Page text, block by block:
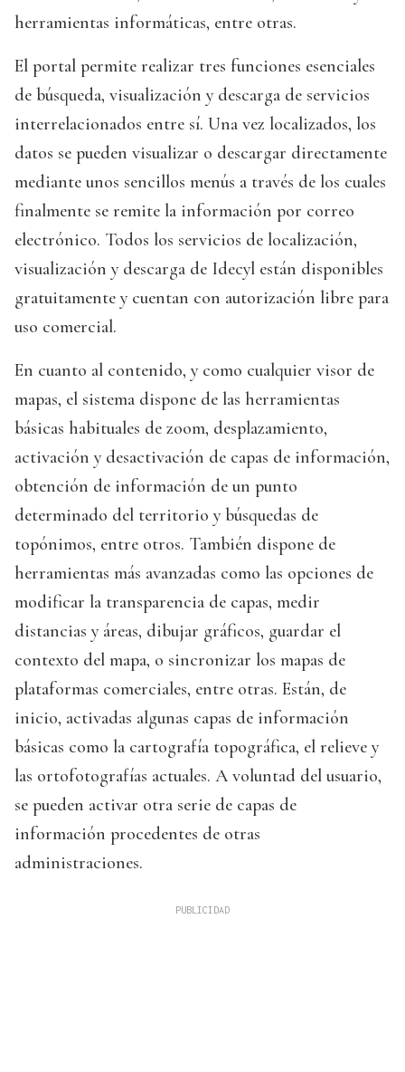
herramientas informáticas, entre otras.
El portal permite realizar tres funciones esenciales
de búsqueda, visualización y descarga de servicios
interrelacionados entre sí. Una vez localizados, los
datos se pueden visualizar o descargar directamente
mediante unos sencillos menús a través de los cuales
finalmente se remite la información por correo
electrónico. Todos los servicios de localización,
visualización y descarga de Idecyl están disponibles
gratuitamente y cuentan con autorización libre para
uso comercial.
En cuanto al contenido, y como cualquier visor de
mapas, el sistema dispone de las herramientas
básicas habituales de zoom, desplazamiento,
activación y desactivación de capas de información,
obtención de información de un punto
determinado del territorio y búsquedas de
topónimos, entre otros. También dispone de
herramientas más avanzadas como las opciones de
modificar la transparencia de capas, medir
distancias y áreas, dibujar gráficos, guardar el
contexto del mapa, o sincronizar los mapas de
plataformas comerciales, entre otras. Están, de
inicio, activadas algunas capas de información
básicas como la cartografía topográfica, el relieve y
las ortofotografías actuales. A voluntad del usuario,
se pueden activar otra serie de capas de
información procedentes de otras
administraciones.